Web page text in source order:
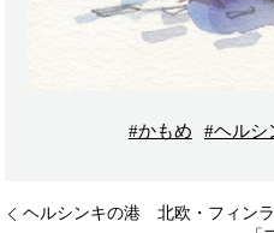
#かもめ #ヘルシ
ヘルシンキの港 北欧・フィン